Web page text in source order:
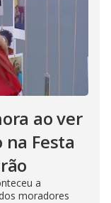
ao ver
Festa
a
moradores